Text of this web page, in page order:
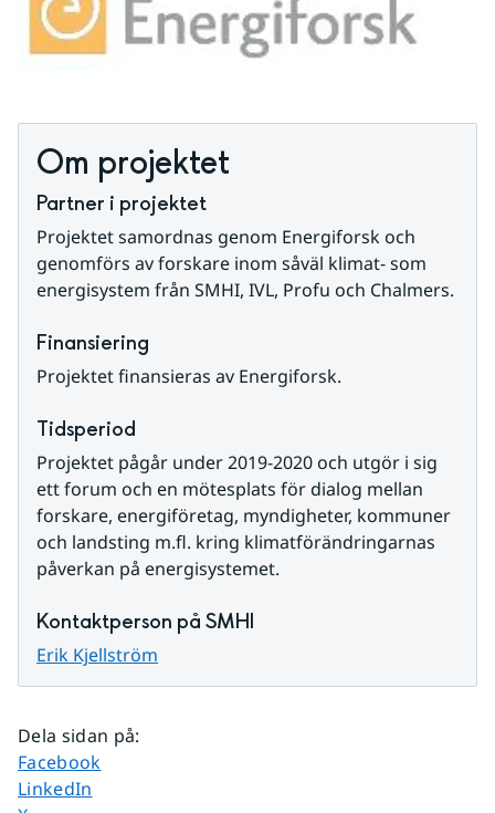
Om projektet
Partner i projektet
Projektet samordnas genom Energiforsk och
genomförs av forskare inom såväl klimat- som
energisystem från SMHI, IVL, Profu och Chalmers.
Finansiering
Projektet finansieras av Energiforsk.
Tidsperiod
Projektet pågår under 2019-2020 och utgör i sig
ett forum och en mötesplats för dialog mellan
forskare, energiföretag, myndigheter, kommuner
och landsting m.fl. kring klimatförändringarnas
påverkan på energisystemet.
Kontaktperson på SMHI
Erik Kjellström
Dela sidan på:
Dela sidan på
Facebook
Dela sidan på
LinkedIn